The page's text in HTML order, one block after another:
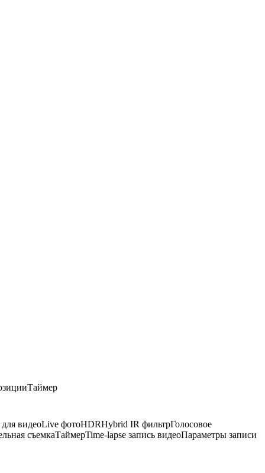
Таймер
видеоLive фотоHDRHybrid IR фильтрГолосовое
съемкаТаймерTime-lapse запись видеоПараметры записи